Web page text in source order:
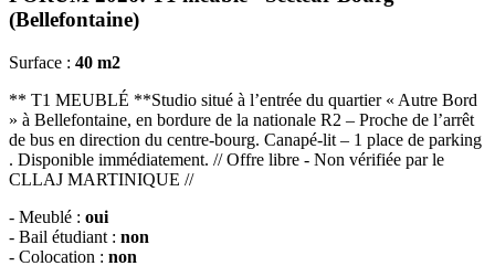
(Bellefontaine)
Surface : 40 m2
** T1 MEUBLÉ **Studio situé à l’entrée du quartier « Autre Bord
» à Bellefontaine, en bordure de la nationale R2 – Proche de l’arrêt
de bus en direction du centre-bourg. Canapé-lit – 1 place de parking
. Disponible immédiatement. // Offre libre - Non vérifiée par le
CLLAJ MARTINIQUE //
- Meublé : oui
- Bail étudiant : non
- Colocation : non